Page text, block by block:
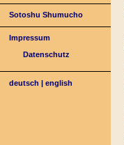
Sotoshu Shumucho
Impressum
Datenschutz
deutsch |english